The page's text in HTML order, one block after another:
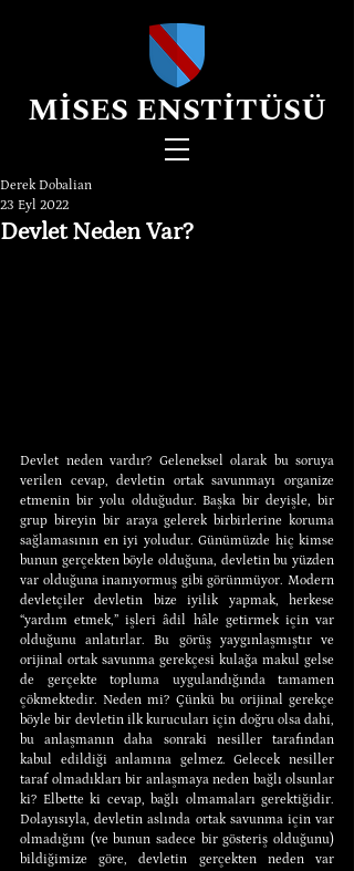
MİSES ENSTİTÜSÜ
Devlet Neden Var?
Derek Dobalian
23 Eyl 2022
Devlet neden vardır? Geleneksel olarak bu soruya
verilen cevap, devletin ortak savunmayı organize
etmenin bir yolu olduğudur. Başka bir deyişle, bir
grup bireyin bir araya gelerek birbirlerine koruma
sağlamasının en iyi yoludur. Günümüzde hiç kimse
bunun gerçekten böyle olduğuna, devletin bu yüzden
var olduğuna inanıyormuş gibi görünmüyor. Modern
devletçiler devletin bize iyilik yapmak, herkese
“yardım etmek,” işleri âdil hâle getirmek için var
olduğunu anlatırlar. Bu görüş yaygınlaşmıştır ve
orijinal ortak savunma gerekçesi kulağa makul gelse
de gerçekte topluma uygulandığında tamamen
çökmektedir. Neden mi? Çünkü bu orijinal gerekçe
böyle bir devletin ilk kurucuları için doğru olsa dahi,
bu anlaşmanın daha sonraki nesiller tarafından
kabul edildiği anlamına gelmez. Gelecek nesiller
taraf olmadıkları bir anlaşmaya neden bağlı olsunlar
ki? Elbette ki cevap, bağlı olmamaları gerektiğidir.
Dolayısıyla, devletin aslında ortak savunma için var
olmadığını (ve bunun sadece bir gösteriş olduğunu)
bildiğimize göre, devletin gerçekten neden var